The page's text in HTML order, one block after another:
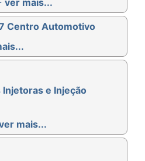
Centro Automotivo
e Injeção
mais...